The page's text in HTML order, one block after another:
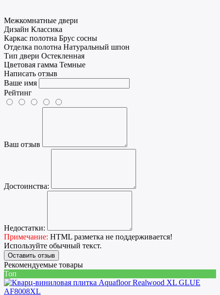
Межкомнатные двери
Дизайн Классика
Каркас полотна Брус сосны
Отделка полотна Натуральный шпон
Тип двери Остекленная
Цветовая гамма Темные
Написать отзыв
Ваше имя
Рейтинг
Ваш отзыв
Достоинства:
Недостатки:
Примечание: HTML разметка не поддерживается!
Используйте обычный текст.
Оставить отзыв
Рекомендуемые товары
Топ